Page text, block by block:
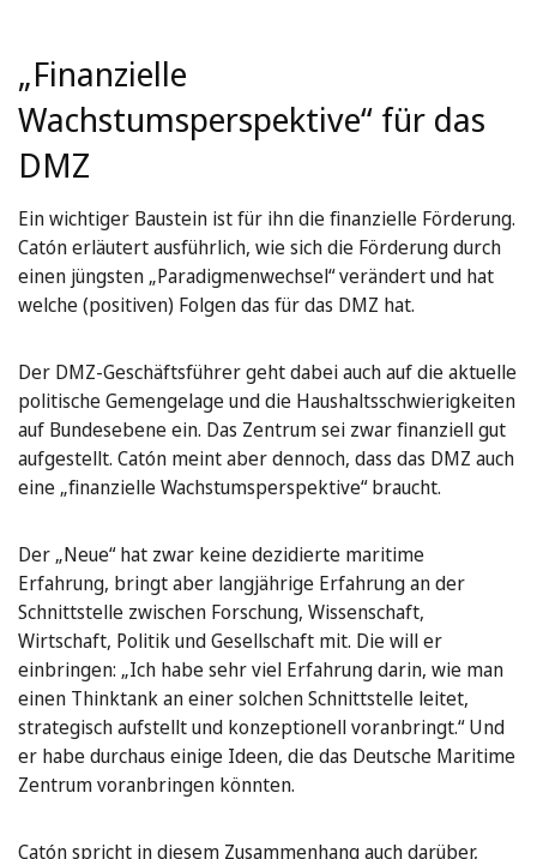
„Finanzielle
Wachstumsperspektive“ für das
DMZ
Ein wichtiger Baustein ist für ihn die finanzielle Förderung.
Catón erläutert ausführlich, wie sich die Förderung durch
einen jüngsten „Paradigmenwechsel“ verändert und hat
welche (positiven) Folgen das für das DMZ hat.
Der DMZ-Geschäftsführer geht dabei auch auf die aktuelle
politische Gemengelage und die Haushaltsschwierigkeiten
auf Bundesebene ein. Das Zentrum sei zwar finanziell gut
aufgestellt. Catón meint aber dennoch, dass das DMZ auch
eine „finanzielle Wachstumsperspektive“ braucht.
Der „Neue“ hat zwar keine dezidierte maritime
Erfahrung, bringt aber langjährige Erfahrung an der
Schnittstelle zwischen Forschung, Wissenschaft,
Wirtschaft, Politik und Gesellschaft mit. Die will er
einbringen: „Ich habe sehr viel Erfahrung darin, wie man
einen Thinktank an einer solchen Schnittstelle leitet,
strategisch aufstellt und konzeptionell voranbringt.“ Und
er habe durchaus einige Ideen, die das Deutsche Maritime
Zentrum voranbringen könnten.
Catón spricht in diesem Zusammenhang auch darüber,